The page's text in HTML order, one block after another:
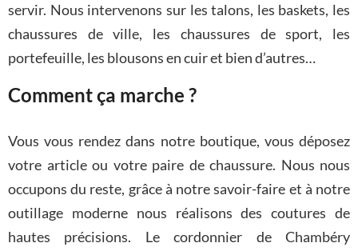
servir. Nous intervenons sur les talons, les baskets, les
chaussures de ville, les chaussures de sport, les
portefeuille, les blousons en cuir et bien d’autres…
Comment ça marche ?
Vous vous rendez dans notre boutique, vous déposez
votre article ou votre paire de chaussure. Nous nous
occupons du reste, grâce à notre savoir-faire et à notre
outillage moderne nous réalisons des coutures de
hautes précisions. Le cordonnier de Chambéry